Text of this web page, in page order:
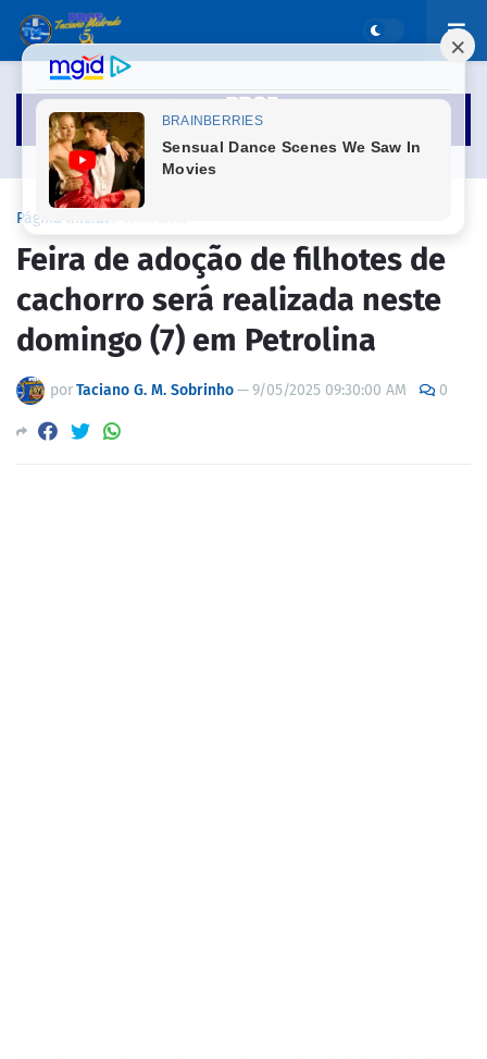
Página inicial
Feira de adoção de filhotes de
cachorro será realizada neste
domingo (7) em Petrolina
porTaciano G. M. Sobrinho—9/05/2025 09:30:00 AM 0